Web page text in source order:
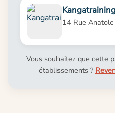
14 Rue
Vous souhaitez que cette
établissements ?